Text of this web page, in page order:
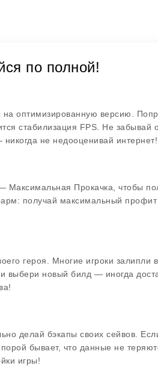
по полной!
оптимизированную версию.
стабилизация FPS. Не забывай
не недооценивай интернет!
Максимальная Прокачка, чтобы
получай максимальный профит
героя. Многие игроки залипли в
выбери новый билд — иногда
делай бэкапы своих сейвов.
бывает, что данные не
игры!